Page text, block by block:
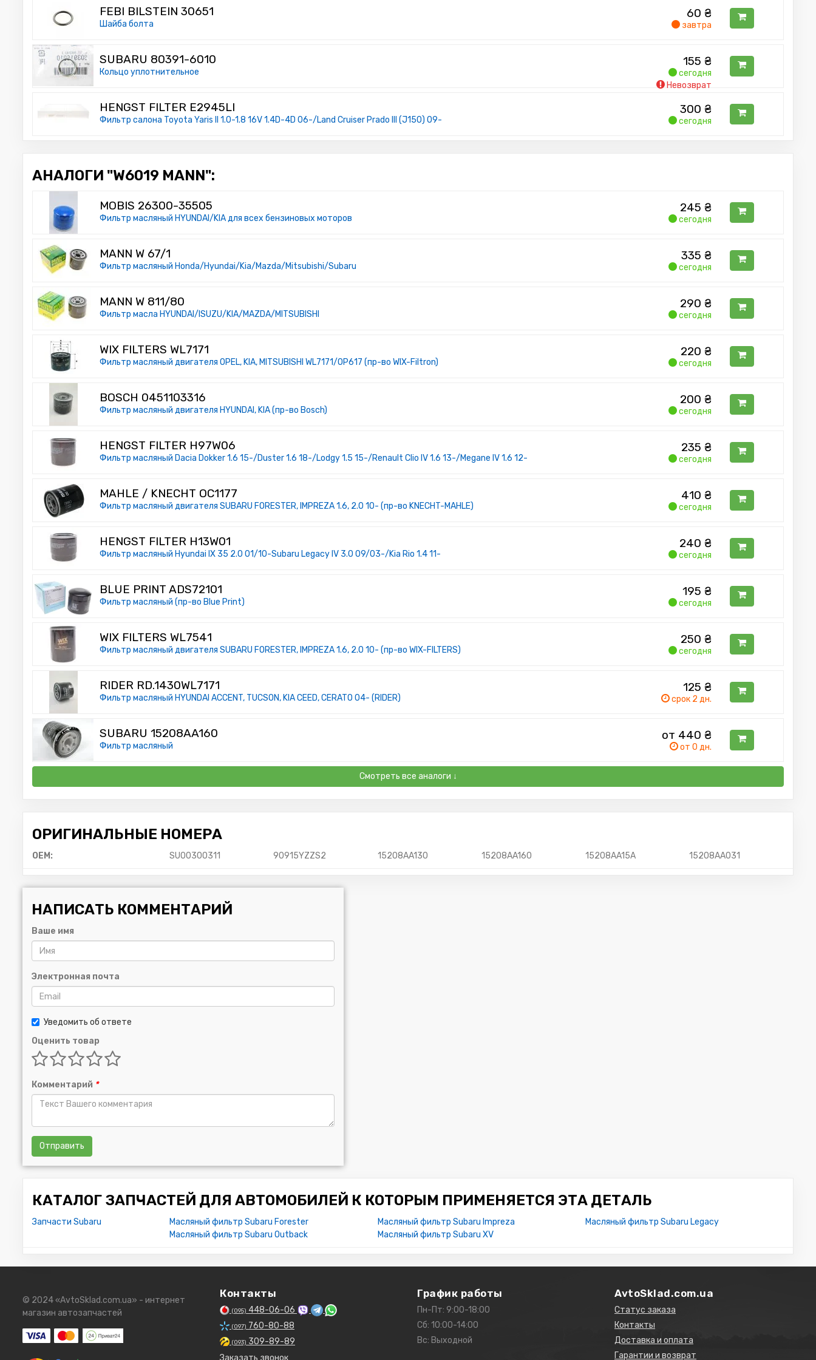
FEBI BILSTEIN 30651
Шайба болта
60 ₴
завтра
SUBARU 80391-6010
Кольцо уплотнительное
155 ₴
сегодня
Невозврат
HENGST FILTER E2945LI
Фильтр салона Toyota Yaris II 1.0-1.8 16V 1.4D-4D 06-/Land Cruiser Prado III (J150) 09-
300 ₴
сегодня
АНАЛОГИ "W6019 MANN":
MOBIS 26300-35505
Фильтр масляный HYUNDAI/KIA для всех бензиновых моторов
245 ₴
сегодня
MANN W 67/1
Фильтр масляный Honda/Hyundai/Kia/Mazda/Mitsubishi/Subaru
335 ₴
сегодня
MANN W 811/80
Фильтр масла HYUNDAI/ISUZU/KIA/MAZDA/MITSUBISHI
290 ₴
сегодня
WIX FILTERS WL7171
Фильтр масляный двигателя OPEL, KIA, MITSUBISHI WL7171/OP617 (пр-во WIX-Filtron)
220 ₴
сегодня
BOSCH 0451103316
Фильтр масляный двигателя HYUNDAI, KIA (пр-во Bosch)
200 ₴
сегодня
HENGST FILTER H97W06
Фильтр масляный Dacia Dokker 1.6 15-/Duster 1.6 18-/Lodgy 1.5 15-/Renault Clio IV 1.6 13-/Megane IV 1.6 12-
235 ₴
сегодня
MAHLE / KNECHT OC1177
Фильтр масляный двигателя SUBARU FORESTER, IMPREZA 1.6, 2.0 10- (пр-во KNECHT-MAHLE)
410 ₴
сегодня
HENGST FILTER H13W01
Фильтр масляный Hyundai IX 35 2.0 01/10-Subaru Legacy IV 3.0 09/03-/Kia Rio 1.4 11-
240 ₴
сегодня
BLUE PRINT ADS72101
Фильтр масляный (пр-во Blue Print)
195 ₴
сегодня
WIX FILTERS WL7541
Фильтр масляный двигателя SUBARU FORESTER, IMPREZA 1.6, 2.0 10- (пр-во WIX-FILTERS)
250 ₴
сегодня
RIDER RD.1430WL7171
Фильтр масляный HYUNDAI ACCENT, TUCSON, KIA CEED, CERATO 04- (RIDER)
125 ₴
срок 2 дн.
SUBARU 15208AA160
Фильтр масляный
от 440 ₴
от 0 дн.
Смотреть все аналоги ↓
ОРИГИНАЛЬНЫЕ НОМЕРА
OEM: SU00300311 90915YZZS2 15208AA130 15208AA160 15208AA15A 15208AA031
НАПИСАТЬ КОММЕНТАРИЙ
Ваше имя
Электронная почта
Уведомить об ответе
Оценить товар
Комментарий *
Отправить
КАТАЛОГ ЗАПЧАСТЕЙ ДЛЯ АВТОМОБИЛЕЙ К КОТОРЫМ ПРИМЕНЯЕТСЯ ЭТА ДЕТАЛЬ
Запчасти Subaru Масляный фильтр Subaru Forester Масляный фильтр Subaru Impreza
Масляный фильтр Subaru Legacy
Масляный фильтр Subaru Outback
Масляный фильтр Subaru XV
© 2024 «AvtoSklad.com.ua» - интернет
магазин автозапчастей
Контакты
(095) 448-06-06
(097) 760-80-88
(093) 309-89-89
Заказать звонок
График работы
Пн-Пт: 9:00-18:00
Сб: 10:00-14:00
Вс: Выходной
AvtoSklad.com.ua
Статус заказа
Контакты
Доставка и оплата
Гарантии и возврат